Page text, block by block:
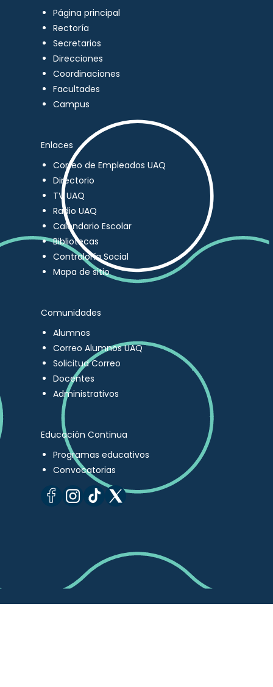
Página principal
Rectoría
Secretarios
Direcciones
Coordinaciones
Facultades
Campus
Enlaces
Correo de Empleados UAQ
Directorio
TV UAQ
Radio UAQ
Calendario Escolar
Bibliotecas
Contraloría Social
Mapa de sitio
Comunidades
Alumnos
Correo Alumnos UAQ
Solicitud Correo
Docentes
Administrativos
Educación Continua
Programas educativos
Convocatorias